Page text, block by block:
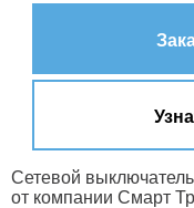
Сетевой
от компании Смарт